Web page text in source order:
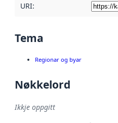
URI:
Tema
Regionar og byar
Nøkkelord
Ikkje oppgitt